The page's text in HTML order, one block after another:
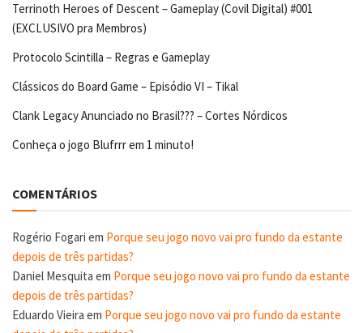
Terrinoth Heroes of Descent – Gameplay (Covil Digital) #001
(EXCLUSIVO pra Membros)
Protocolo Scintilla – Regras e Gameplay
Clássicos do Board Game – Episódio VI – Tikal
Clank Legacy Anunciado no Brasil??? – Cortes Nórdicos
Conheça o jogo Blufrrr em 1 minuto!
COMENTÁRIOS
Rogério Fogari em Porque seu jogo novo vai pro fundo da estante
depois de três partidas?
Daniel Mesquita em Porque seu jogo novo vai pro fundo da estante
depois de três partidas?
Eduardo Vieira em Porque seu jogo novo vai pro fundo da estante